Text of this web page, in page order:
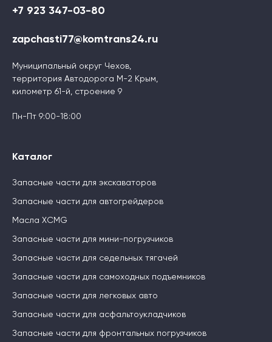
+7 923 347-03-80
zapchasti77@komtrans24.ru
Муниципальный округ Чехов,
территория Автодорога М-2 Крым,
километр 61-й, строение 9
Пн-Пт 9:00-18:00
Каталог
Запасные части для экскаваторов
Запасные части для автогрейдеров
Масла XCMG
Запасные части для мини-погрузчиков
Запасные части для седельных тягачей
Запасные части для самоходных подъемников
Запасные части для легковых авто
Запасные части для асфальтоукладчиков
Запасные части для фронтальных погрузчиков